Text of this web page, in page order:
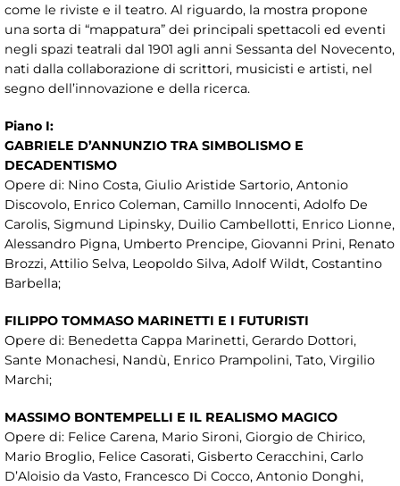
come le riviste e il teatro. Al riguardo, la mostra propone
una sorta di “mappatura” dei principali spettacoli ed eventi
negli spazi teatrali dal 1901 agli anni Sessanta del Novecento,
nati dalla collaborazione di scrittori, musicisti e artisti, nel
segno dell’innovazione e della ricerca.
Piano I:
GABRIELE D’ANNUNZIO TRA SIMBOLISMO E
DECADENTISMO
Opere di: Nino Costa, Giulio Aristide Sartorio, Antonio
Discovolo, Enrico Coleman, Camillo Innocenti, Adolfo De
Carolis, Sigmund Lipinsky, Duilio Cambellotti, Enrico Lionne,
Alessandro Pigna, Umberto Prencipe, Giovanni Prini, Renato
Brozzi, Attilio Selva, Leopoldo Silva, Adolf Wildt, Costantino
Barbella;
FILIPPO TOMMASO MARINETTI E I FUTURISTI
Opere di: Benedetta Cappa Marinetti, Gerardo Dottori,
Sante Monachesi, Nandù, Enrico Prampolini, Tato, Virgilio
Marchi;
MASSIMO BONTEMPELLI E IL REALISMO MAGICO
Opere di: Felice Carena, Mario Sironi, Giorgio de Chirico,
Mario Broglio, Felice Casorati, Gisberto Ceracchini, Carlo
D’Aloisio da Vasto, Francesco Di Cocco, Antonio Donghi,